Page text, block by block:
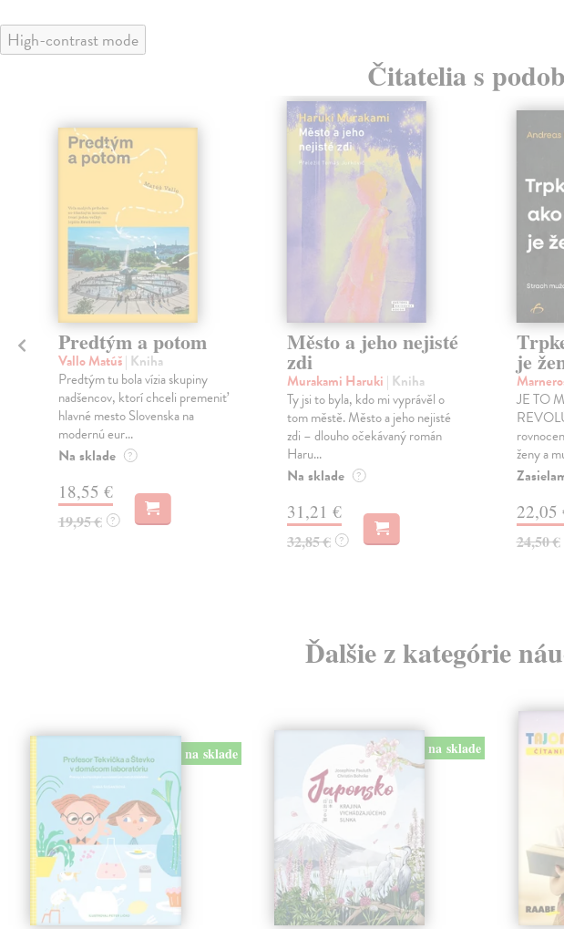
High-contrast mode
Čitatelia s
Predtým a potom
Vallo Matúš| Kniha
Predtým tu bola vízia skupiny
nadšencov, ktorí chceli premeniť
hlavné mesto Slovenska na
modernú eur...
Na sklade ?
18,55 €
19,95 € ?
Město a jeho nejisté
zdi
Murakami Haruki | Kniha
Ty jsi to byla, kdo mi vyprávěl o
tom městě. Město a jeho nejisté
zdi – dlouho očekávaný román
Haru...
Na sklade ?
31,21 €
32,85 € ?
je
JE TO
ženy a
22,05
24,50 €
Ďalšie z kategórie
na sklade na sklade